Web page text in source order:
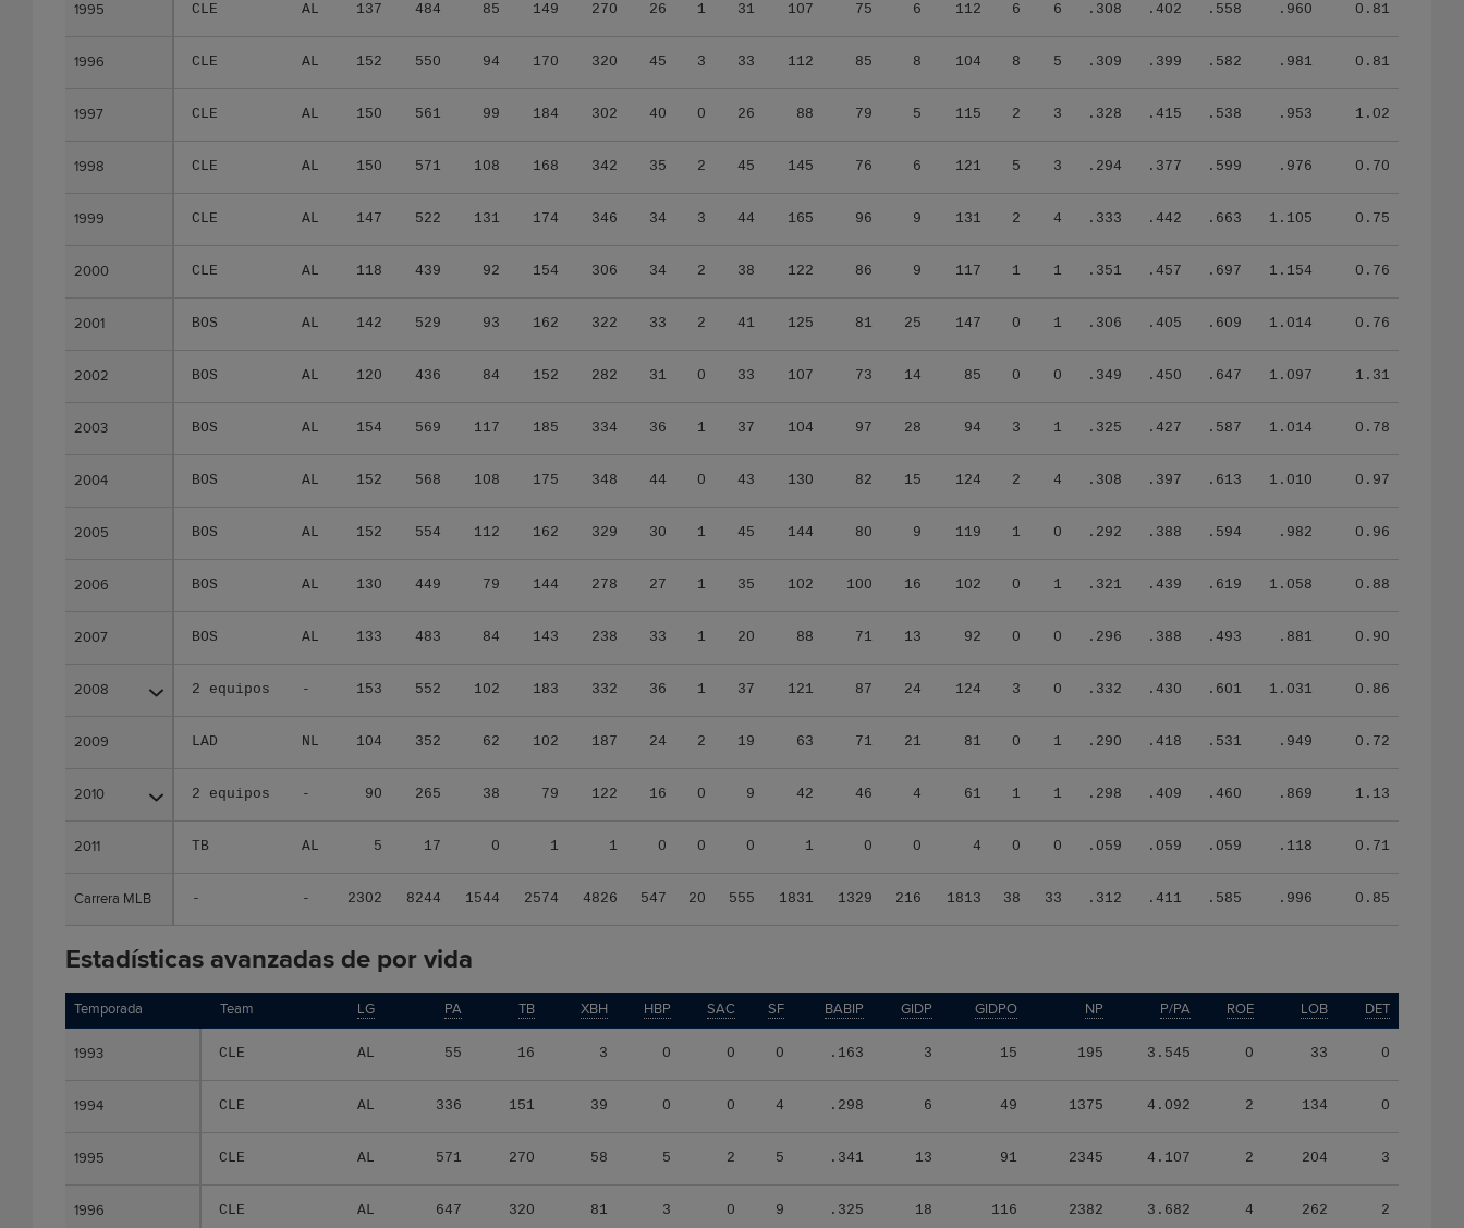
1995 CLE AL 137 484 85 149 270 26 1 31 107 75 6 112 6 6 .308 .402 .558 .960 0.81
1996 CLE AL 152 550 94 170 320 45 3 33 112 85 8 104 8 5 .309 .399 .582 .981 0.81
1997 CLE AL 150 561 99 184 302 40 0 26 88 79 5 115 2 3 .328 .415 .538 .953 1.02
1998 CLE AL 150 571 108 168 342 35 2 45 145 76 6 121 5 3 .294 .377 .599 .976 0.70
1999 CLE AL 147 522 131 174 346 34 3 44 165 96 9 131 2 4 .333 .442 .663 1.105 0.75
2000 CLE AL 118 439 92 154 306 34 2 38 122 86 9 117 1 1 .351 .457 .697 1.154 0.76
2001 BOS AL 142 529 93 162 322 33 2 41 125 81 25 147 0 1 .306 .405 .609 1.014 0.76
2002 BOS AL 120 436 84 152 282 31 0 33 107 73 14 85 0 0 .349 .450 .647 1.097 1.31
2003 BOS AL 154 569 117 185 334 36 1 37 104 97 28 94 3 1 .325 .427 .587 1.014 0.78
2004 BOS AL 152 568 108 175 348 44 0 43 130 82 15 124 2 4 .308 .397 .613 1.010 0.97
2005 BOS AL 152 554 112 162 329 30 1 45 144 80 9 119 1 0 .292 .388 .594 .982 0.96
2006 BOS AL 130 449 79 144 278 27 1 35 102 100 16 102 0 1 .321 .439 .619 1.058 0.88
2007 BOS AL 133 483 84 143 238 33 1 20 88 71 13 92 0 0 .296 .388 .493 .881 0.90
2008 2 equipos - 153 552 102 183 332 36 1 37 121 87 24 124 3 0 .332 .430 .601 1.031 0.86
2009 LAD NL 104 352 62 102 187 24 2 19 63 71 21 81 0 1 .290 .418 .531 .949 0.72
2010 2 equipos - 90 265 38 79 122 16 0 9 42 46 4 61 1 1 .298 .409 .460 .869 1.13
2011 TB AL 5 17 0 1 1 0 0 0 1 0 0 4 0 0 .059 .059 .059 .118 0.71
Carrera MLB - - 2302 8244 1544 2574 4826 547 20 555 1831 1329 216 1813 38 33 .312 .411 .585 .996 0.85
1995
1996
1997
1998
1999
2000
2001
2002
2003
2004
2005
2006
2007
2008
2009
2010
2011
Carrera MLB
Estadísticas avanzadas de por vida
Temporada Team LG PA TB XBH HBP SAC SF BABIP GIDP GIDPO NP P/PA ROE LOB DET
1993 CLE AL 55 16 3 0 0 0 .163 3 15 195 3.545 0 33 0
1994 CLE AL 336 151 39 0 0 4 .298 6 49 1375 4.092 2 134 0
1995 CLE AL 571 270 58 5 2 5 .341 13 91 2345 4.107 2 204 3
1996 CLE AL 647 320 81 3 0 9 .325 18 116 2382 3.682 4 262 2
Temporada
1993
1994
1995
1996